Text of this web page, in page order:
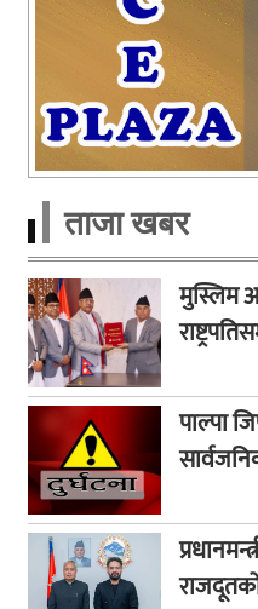
ताजा खबर
मुस्लिम
पाल्पा